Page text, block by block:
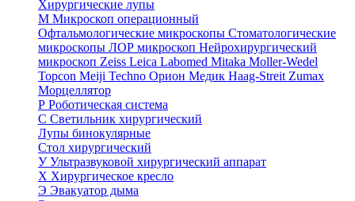
Хирургические лупы
М Микроскоп операционный
Офтальмологические микроскопы Стоматологические
микроскопы ЛОР микроскоп Нейрохирургический
микроскоп Zeiss Leica Labomed Mitaka Moller-Wedel
Topcon Meiji Techno Орион Медик Haag-Streit Zumax
Морцеллятор
Р Роботическая система
С Светильник хирургический
Лупы бинокулярные
Стол хирургический
УУльтразвуковой хирургический аппарат
Х Хирургическое кресло
Э Эвакуатор дыма